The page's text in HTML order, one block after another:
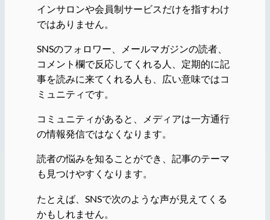
インサロンや会員制サービスだけを指すわけ
ではありません。
SNSのフォロワー、メールマガジンの読者、
コメント欄で反応してくれる人、定期的に記
事を読みに来てくれる人も、広い意味ではコ
ミュニティです。
コミュニティがあると、メディアは一方通行
の情報発信ではなくなります。
読者の悩みを知ることができ、記事のテーマ
も見つけやすくなります。
たとえば、SNSで次のような声が見えてくる
かもしれません。